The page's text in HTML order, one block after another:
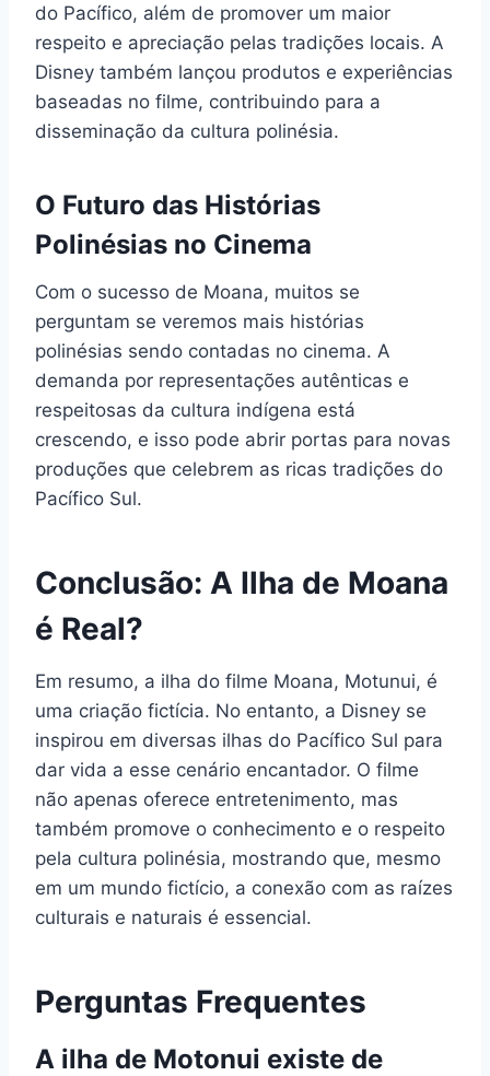
do Pacífico, além de promover um maior
respeito e apreciação pelas tradições locais. A
Disney também lançou produtos e experiências
baseadas no filme, contribuindo para a
disseminação da cultura polinésia.
O Futuro das Histórias
Polinésias no Cinema
Com o sucesso de Moana, muitos se
perguntam se veremos mais histórias
polinésias sendo contadas no cinema. A
demanda por representações autênticas e
respeitosas da cultura indígena está
crescendo, e isso pode abrir portas para novas
produções que celebrem as ricas tradições do
Pacífico Sul.
Conclusão: A Ilha de Moana
é Real?
Em resumo, a ilha do filme Moana, Motunui, é
uma criação fictícia. No entanto, a Disney se
inspirou em diversas ilhas do Pacífico Sul para
dar vida a esse cenário encantador. O filme
não apenas oferece entretenimento, mas
também promove o conhecimento e o respeito
pela cultura polinésia, mostrando que, mesmo
em um mundo fictício, a conexão com as raízes
culturais e naturais é essencial.
Perguntas Frequentes
A ilha de Motonui existe de